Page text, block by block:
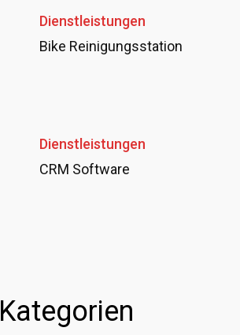
Dienstleistungen
Bike Reinigungsstation
Dienstleistungen
CRM Software
Kategorien